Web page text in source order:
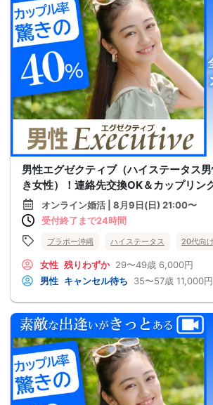
男性エグゼクティブ（ハイステータス
き女性）！連絡先交換OK＆カップリン
オンライン婚活 | 8月9日(日) 21:00〜
受付終了まで24時間
ブラボー沖縄 ハイステータス 20代向け
女性 残りわずか 29〜49歳 6,000円
男性 キャンセル待ち 35〜57歳 11,000円